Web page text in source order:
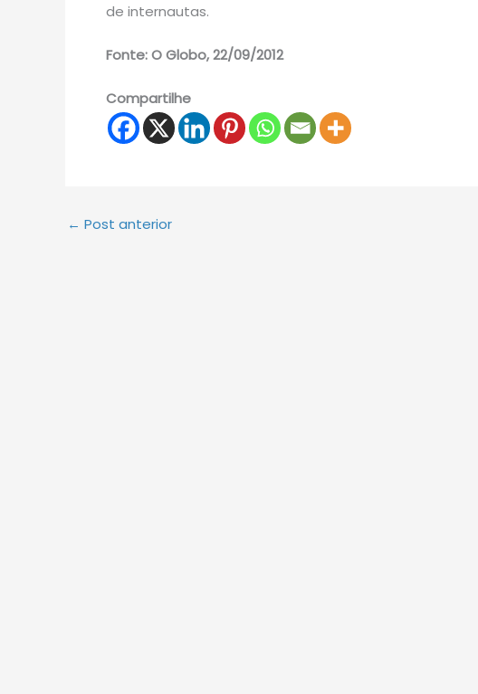
de internautas.
Fonte: O Globo, 22/09/2012
Compartilhe
← Post anterior